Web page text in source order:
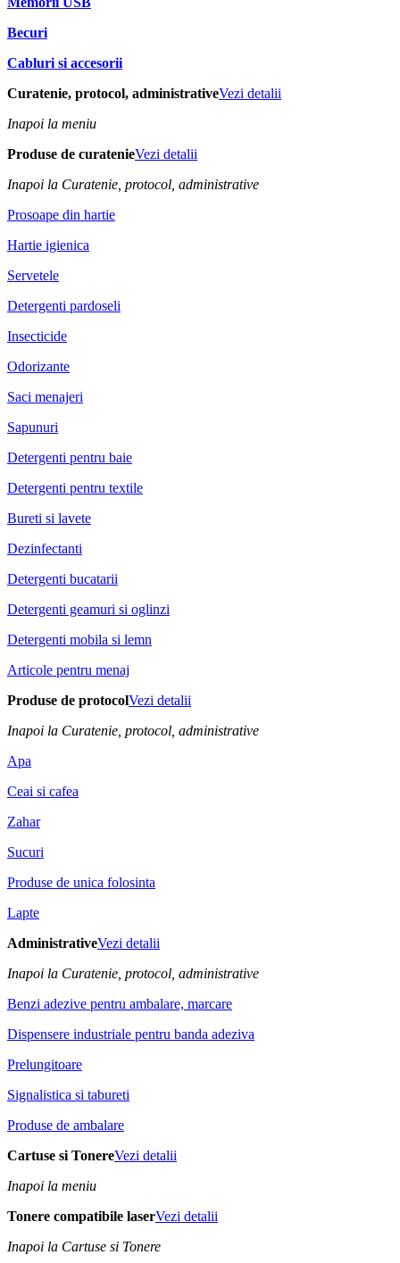
Becuri
Cabluri si accesorii
Curatenie, protocol, administrativeVezi detalii
Inapoi la meniu
Produse de curatenieVezi detalii
Inapoi la Curatenie, protocol, administrative
Prosoape din hartie
Hartie igienica
Servetele
Detergenti pardoseli
Insecticide
Odorizante
Saci menajeri
Sapunuri
Detergenti pentru baie
Detergenti pentru textile
Bureti si lavete
Dezinfectanti
Detergenti bucatarii
Detergenti geamuri si oglinzi
Detergenti mobila si lemn
Articole pentru menaj
Produse de protocolVezi detalii
Inapoi la Curatenie, protocol, administrative
Apa
Ceai si cafea
Zahar
Sucuri
Produse de unica folosinta
Lapte
AdministrativeVezi detalii
Inapoi la Curatenie, protocol, administrative
Benzi adezive pentru ambalare, marcare
Dispensere industriale pentru banda adeziva
Prelungitoare
Signalistica si tabureti
Produse de ambalare
Cartuse si TonereVezi detalii
Inapoi la meniu
Tonere compatibile laserVezi detalii
Inapoi la Cartuse si Tonere